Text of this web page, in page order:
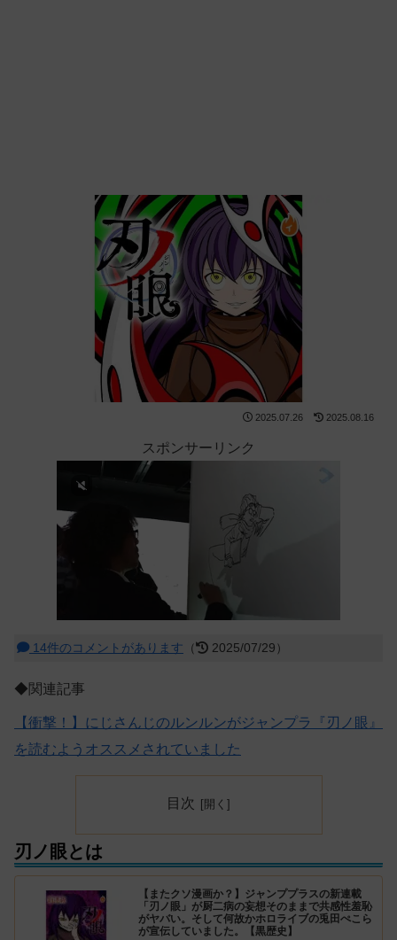
2025.07.26 2025.08.16
スポンサーリンク
14件のコメントがあります （ 2025/07/29）
◆関連記事
【衝撃！】にじさんじのルンルンがジャンプラ『刃ノ眼』
を読むようオススメされていました
目次
刃ノ眼とは
【またクソ漫画か？】ジャンププラスの新連載
「刃ノ眼」が厨二病の妄想そのままで共感性羞恥
がヤバい。そして何故かホロライブの兎田ぺこら
が宣伝していました。【黒歴史】